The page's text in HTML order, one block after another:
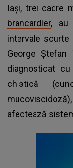
Iași, trei cadre
brancardier, au
intervale scurte
George
diagnosticat
chistică
afectează